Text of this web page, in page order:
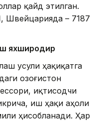
қайд этилган.
Швейцарияда – 7187
яхшироқдир
усули ҳақиқатга
Қозоғистон
иқтисодчи
иш ҳақи аҳоли
ҳисобланади. Ҳар